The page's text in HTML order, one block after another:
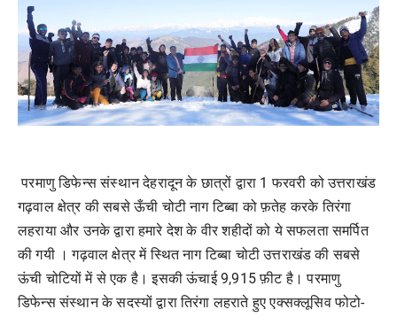
परमाणु डिफेन्स संस्थान देहरादून के छात्रों द्वारा 1 फरवरी को उत्तराखंड
गढ़वाल क्षेत्र की सबसे ऊँची चोटी नाग टिब्बा को फ़तेह करके तिरंगा
लहराया और उनके द्वारा हमारे देश के वीर शहीदों को ये सफलता समर्पित
की गयी । गढ़वाल क्षेत्र में स्थित नाग टिब्बा चोटी उत्तराखंड की सबसे
ऊंची चोटियों में से एक है। इसकी ऊंचाई 9,915 फ़ीट है। परमाणु
डिफेन्स संस्थान के सदस्यों द्वारा तिरंगा लहराते हुए एक्सक्लूसिव फोटो-